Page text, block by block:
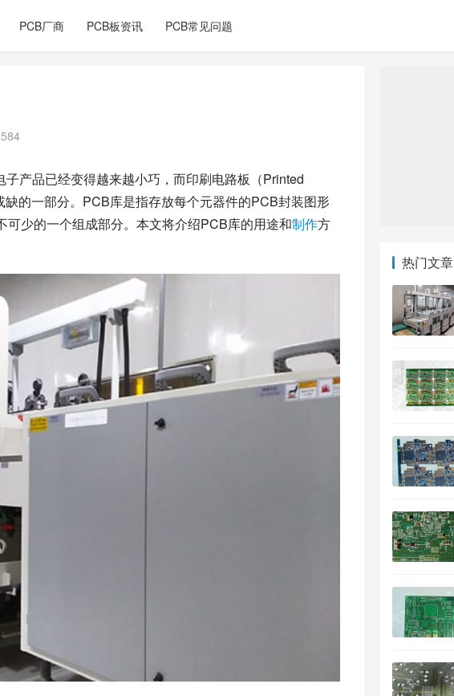
PCB厂商 PCB板资讯 PCB常见问题
产品已经变得越来越小巧，而印刷电路板（Printed
的一部分。PCB库是指存放每个元器件的PCB封装图形
少的一个组成部分。本文将介绍PCB库的用途和制作方
热门文章